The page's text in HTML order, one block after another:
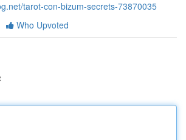
tarot-con-bizum-secrets-73870035
Who Upvoted